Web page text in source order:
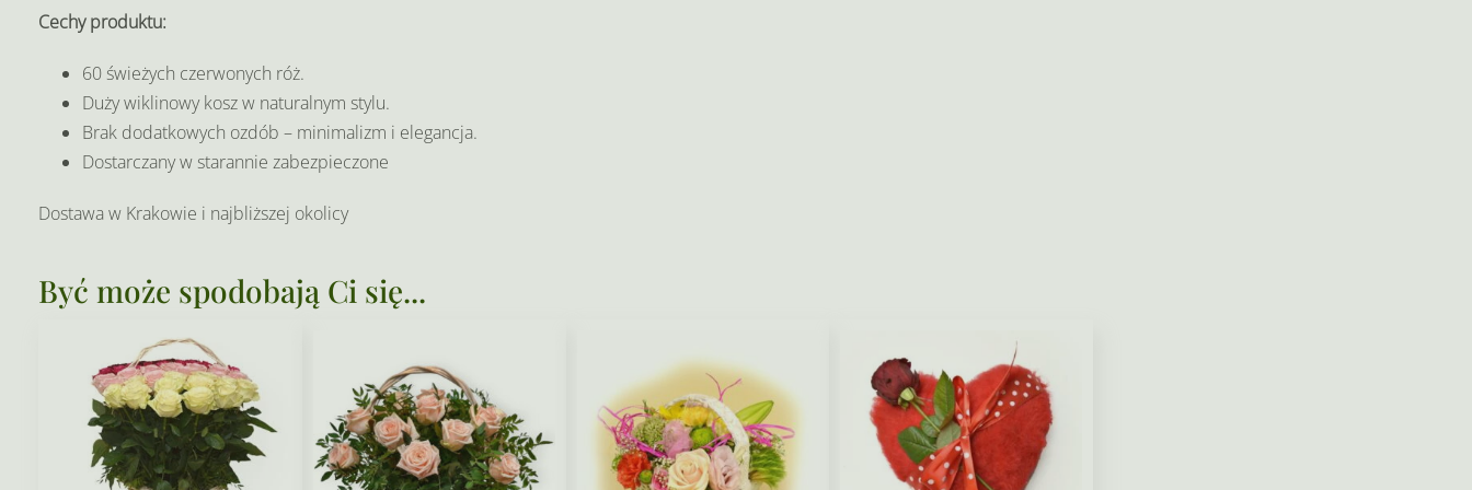
Cechy produktu:
60 świeżych czerwonych róż.
Duży wiklinowy kosz w naturalnym stylu.
Brak dodatkowych ozdób – minimalizm i elegancja.
Dostarczany w starannie zabezpieczone
Dostawa w Krakowie i najbliższej okolicy
Być może spodobają Ci się...